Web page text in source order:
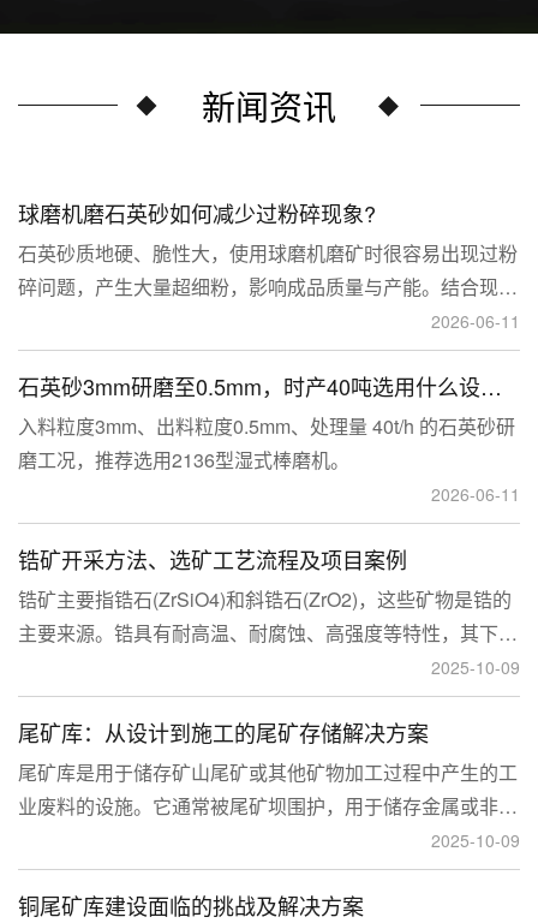
新闻资讯
球磨机磨石英砂如何减少过粉碎现象?
石英砂质地硬、脆性大，使用球磨机磨矿时很容易出现过粉
碎问题，产生大量超细粉，影响成品质量与产能。结合现场
生产经验，可通过工艺、研磨介质、运行参数、配套设备多
维度优化，改善该问题。
2026-06-11
石英砂3mm研磨至0.5mm，时产40吨选用什么设备？
入料粒度3mm、出料粒度0.5mm、处理量 40t/h 的石英砂研
磨工况，推荐选用2136型湿式棒磨机。
2026-06-11
锆矿开采方法、选矿工艺流程及项目案例
锆矿主要指锆石(ZrSiO4)和斜锆石(ZrO2)，这些矿物是锆的
主要来源。锆具有耐高温、耐腐蚀、高强度等特性，其下游
应用涉及核工业、陶瓷、耐火材料、铸造、电子和化工等多
个领域，尤其在高性能陶瓷和锆基合金中的需求不断增长。
2025-10-09
尾矿库：从设计到施工的尾矿存储解决方案
尾矿库是用于储存矿山尾矿或其他矿物加工过程中产生的工
业废料的设施。它通常被尾矿坝围护，用于储存金属或非金
属矿山的尾矿。尾矿库通常包括尾矿处理系统、排水系统和
回水系统。根据地形，尾矿库可分为山谷型、山坡型、平地
型和河流拦截型。
2025-10-09
铜尾矿库建设面临的挑战及解决方案